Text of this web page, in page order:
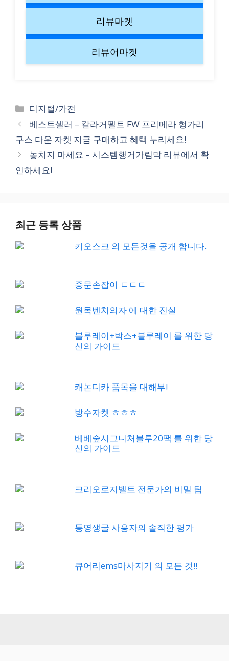
리뷰마켓
리뷰어마켓
Categories
디지털/가전
베스트셀러 – 칼라거펠트 FW 프리메라 헝가리
구스 다운 자켓 지금 구매하고 혜택 누리세요!
놓치지 마세요 – 시스템행거가림막 리뷰에서 확
인하세요!
최근 등록 상품
키오스크 의 모든것을 공개 합니다.
중문손잡이 ㄷㄷㄷ
원목벤치의자 에 대한 진실
블루레이+박스+블루레이 를 위한 당
신의 가이드
캐논디카 품목을 대해부!
방수자켓 ㅎㅎㅎ
베베숲시그니처블루20팩 를 위한 당
신의 가이드
크리오로지벨트 전문가의 비밀 팁
통영생굴 사용자의 솔직한 평가
큐어리ems마사지기 의 모든 것!!